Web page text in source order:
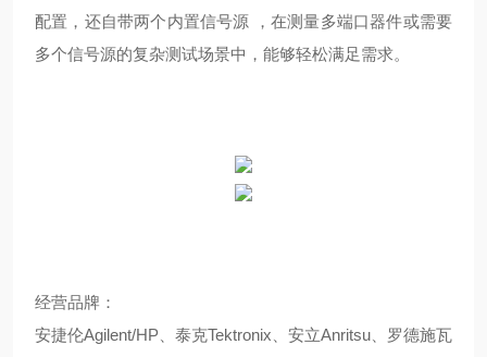
配置，还自带两个内置信号源 ，在测量多端口器件或需要
多个信号源的复杂测试场景中，能够轻松满足需求。
经营品牌：
安捷伦Agilent/HP、泰克Tektronix、安立Anritsu、罗德施瓦